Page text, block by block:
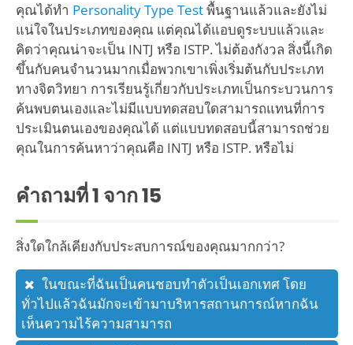
คุณได้ทำ Personality Type Testพื้นฐานแล้วและยังไม่
แน่ใจในประเภทของคุณ แต่คุณได้แอบดูระบบแล้วและ
คิดว่าคุณน่าจะเป็น INTJ หรือ ISTP. ไม่ต้องกังวล สิ่งนี้เกิด
ขึ้นกับคนจำนวนมากเมื่อพวกเขาเพิ่งเริ่มต้นกับประเภท
ทางจิตวิทยา การเรียนรู้เกี่ยวกับประเภทเป็นกระบวนการ
ค้นพบตนเองและไม่มีแบบทดสอบใดสามารถแทนที่การ
ประเมินตนเองของคุณได้ แต่แบบทดสอบนี้สามารถช่วย
คุณในการค้นหาว่าคุณคือ INTJ หรือ ISTP. หรือไม่
คำถามที่1 จาก 15
สิ่งใดใกล้เคียงกับประสบการณ์ของคุณมากกว่า?
ในขณะที่ฉันเป็นคนชอบทำตัวเป็นเอกเทศ โดย
ทั่วไปแล้วฉันมักจะเข้ามาบริหารสถานการณ์หากฉัน
เห็นความไร้ความสามารถ